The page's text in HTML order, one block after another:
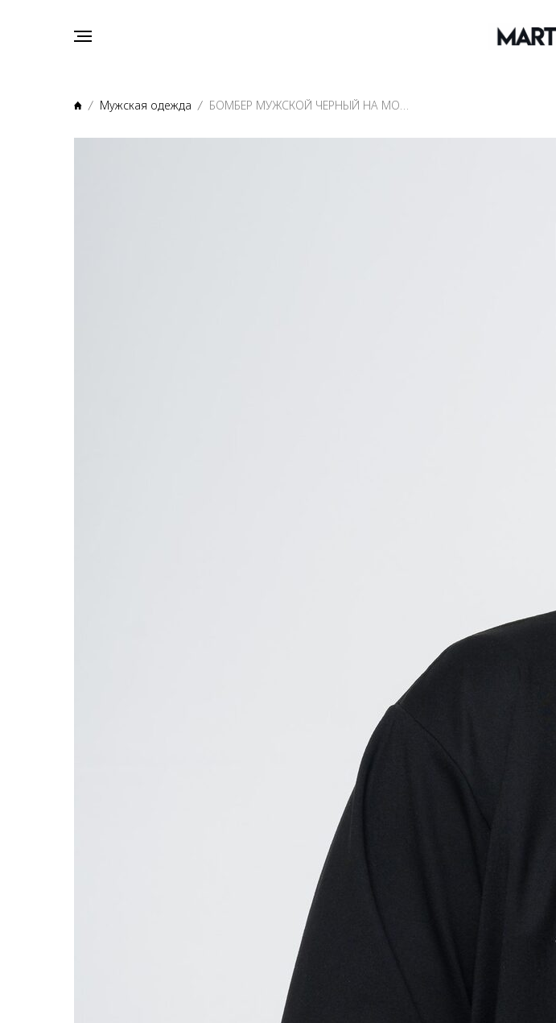
Мужская одежда БОМБЕР МУЖСКОЙ ЧЕРНЫЙ НА МОЛНИИ